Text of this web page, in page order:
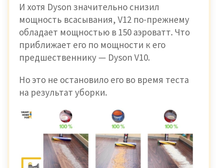
И хотя Dyson значительно снизил
мощность всасывания, V12 по-прежнему
обладает мощностью в 150 аэроватт. Что
приближает его по мощности к его
предшественнику — Dyson V10.
Но это не остановило его во время теста
на результат уборки.